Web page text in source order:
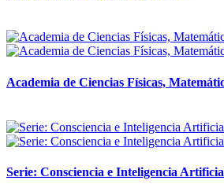
Academia de Ciencias Físicas,
Serie: Consciencia e Inteligencia